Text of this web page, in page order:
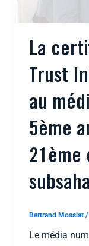
La
Trust
au
5ème
21ème
Bertrand Mossiat /
Le média